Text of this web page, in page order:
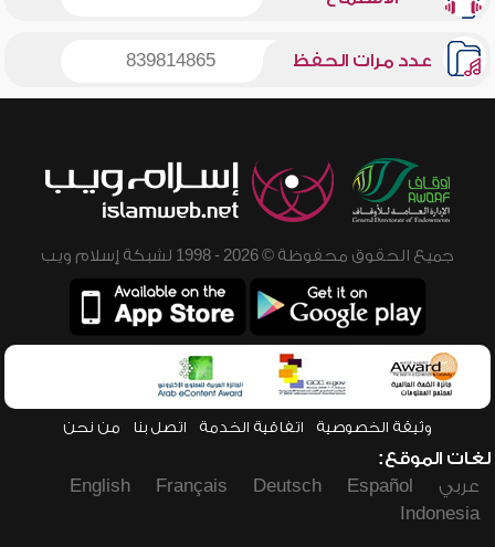
عدد مرات الحفظ 839814865
جميع الحقوق محفوظة © 2026 - 1998 لشبكة إسلام ويب
وثيقة الخصوصية اتفاقية الخدمة اتصل بنا من نحن
لغات الموقع:
عربي
Español
Deutsch
Français
English
Indonesia